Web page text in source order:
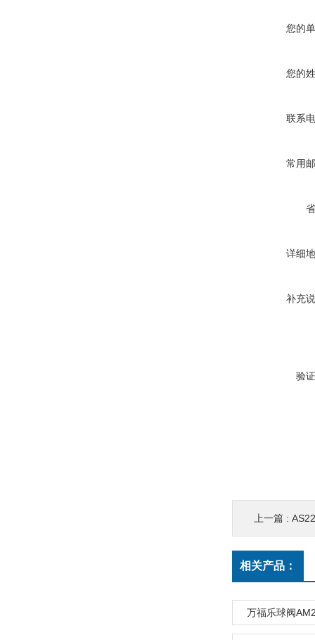
您的
您的
联系
常用
详细
补充
验
上一篇 :
相关产品：
万福乐球阀